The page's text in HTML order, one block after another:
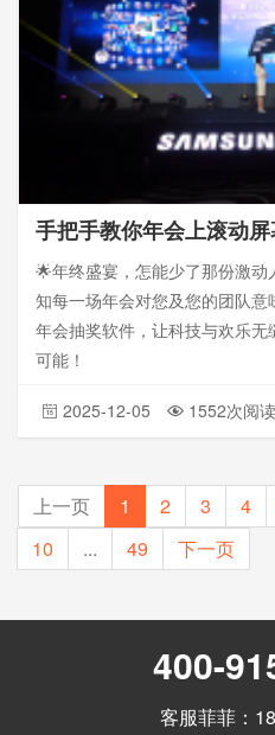
🌟年终盛宴，怎能少了那份激
知每一场年会对您及您的团队
年会抽奖软件，让科技与欢乐
可能！
2025-12-05 1552次阅读
上一页 1 2 3 4
10
... 49 下一页
400-
客服菲菲：